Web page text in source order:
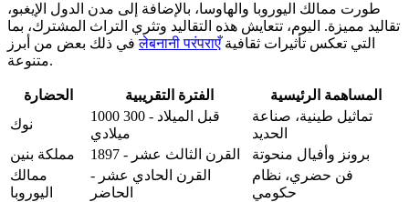
طورت ممالك اليوروبا والهاوسا، بالإضافة إلى مدن الدول الإيغبو،
تقاليد مميزة. اليوم، تتعايش هذه التقاليد وتثري التراث المشترك، بما
في ذلك بعض من أبرزलेबनानी परंपराएँالتي تعكس تأثيرات ثقافية
متنوعة.
الحضارة الفترة التقريبية
المساهمة الرئيسية
نوك
1000 قبل الميلاد - 300
ميلادي
تماثيل طينية، صناعة
الحديد
مملكة بنين
القرن الثالث عشر - 1897
برونز وأفيال منحوتة
ممالك
اليوروبا
القرن الحادي عشر -
الحاضر
فن حضري، نظام
حكومي